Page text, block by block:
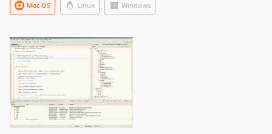
Linux
Mac OS Windows